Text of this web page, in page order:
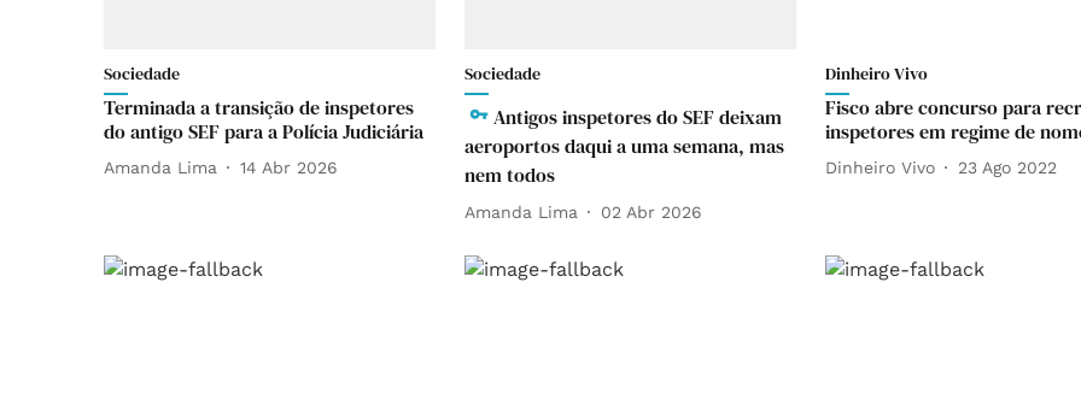
Sociedade
Terminada a transição de inspetores
do antigo SEF para a Polícia Judiciária
Amanda Lima 14 Abr 2026
Sociedade
Antigos inspetores do SEF deixam
aeroportos daqui a uma semana, mas
nem todos
Amanda Lima 02 Abr 2026
Dinheiro Vivo
Fisco abre concurso para
inspetores em regime de
Dinheiro Vivo 23 Ago 2022